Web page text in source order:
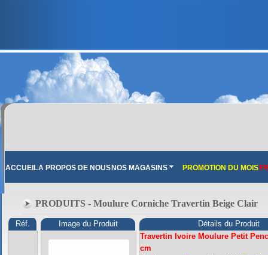
ACCUEILA PROPOS DE NOUS NOS MAGASINS PROMOTION DU MOIS
PRODUITS - Moulure Corniche Travertin Beige Clair
Réf. Image du Produit Détails du Produit
Travertin Ivoire Moulure Petit
cm